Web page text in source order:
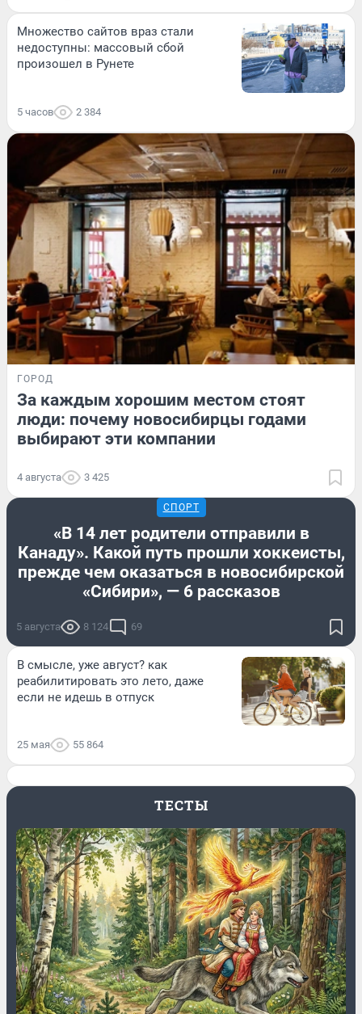
Множество сайтов враз стали
недоступны: массовый сбой
произошел в Рунете
5 часов 2 384
ГОРОД
За каждым хорошим местом стоят
люди: почему новосибирцы годами
выбирают эти компании
4 августа 3 425
СПОРТ
«В 14 лет родители отправили в
Канаду». Какой путь прошли хоккеисты,
прежде чем оказаться в новосибирской
«Сибири», — 6 рассказов
5 августа 8 124 69
В смысле, уже август? как
реабилитировать это лето, даже
если не идешь в отпуск
25 мая 55 864
ТЕСТЫ